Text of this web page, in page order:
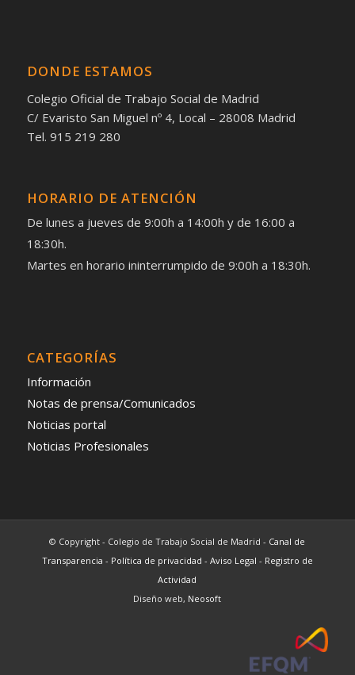
DONDE ESTAMOS
Colegio Oficial de Trabajo Social de Madrid
C/ Evaristo San Miguel nº 4, Local – 28008 Madrid
Tel. 915 219 280
HORARIO DE ATENCIÓN
De lunes a jueves de 9:00h a 14:00h y de 16:00 a
18:30h.
Martes en horario ininterrumpido de 9:00h a 18:30h.
CATEGORÍAS
Información
Notas de prensa/Comunicados
Noticias portal
Noticias Profesionales
© Copyright - Colegio de Trabajo Social de Madrid - Canal de
Transparencia - Política de privacidad - Aviso Legal - Registro de
Actividad
Diseño web, Neosoft